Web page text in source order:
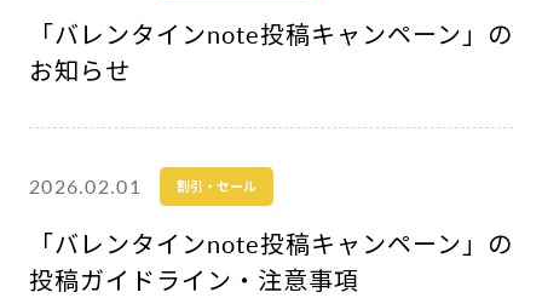
「バレンタインnote投稿キャンペーン」の
お知らせ
2026.02.01 割引・セール
「バレンタインnote投稿キャンペーン」の
投稿ガイドライン・注意事項